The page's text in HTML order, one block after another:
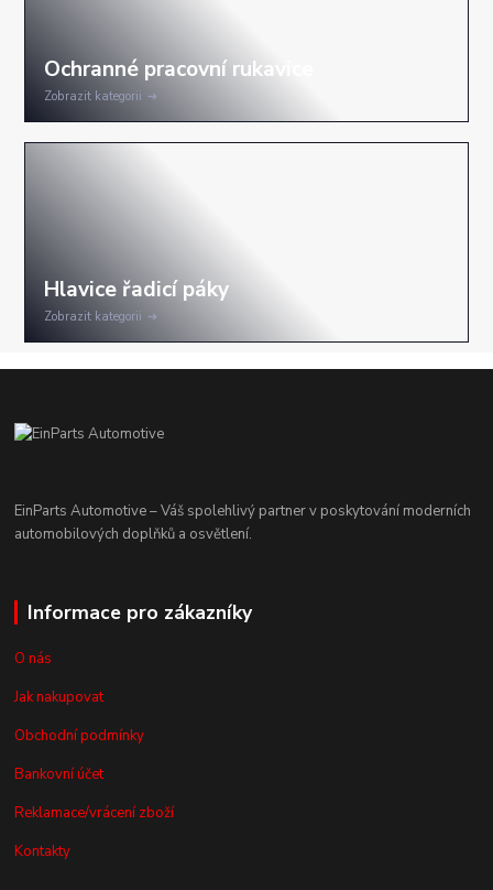
Zobrazit kategorii
Zobrazit kategorii
EinParts Automotive – Váš spolehlivý partner v poskytování moderních
automobilových doplňků a osvětlení.
Informace pro zákazníky
O nás
Jak nakupovat
Obchodní podmínky
Bankovní účet
Reklamace/vrácení zboží
Kontakty